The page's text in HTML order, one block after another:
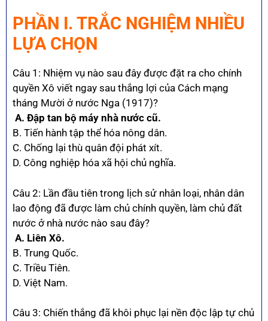
PHẦN I. TRẮC NGHIỆM NHIỀU
LỰA CHỌN
Câu 1: Nhiệm vụ nào sau đây được đặt ra cho chính
quyền Xô viết ngay sau thắng lợi của Cách mạng
tháng Mười ở nước Nga (1917)?
A. Đập tan bộ máy nhà nước cũ.
B. Tiến hành tập thể hóa nông dân.
C. Chống lại thù quân đội phát xít.
D. Công nghiệp hóa xã hội chủ nghĩa.
Câu 2: Lần đầu tiên trong lịch sử nhân loại, nhân dân
lao động đã được làm chủ chính quyền, làm chủ đất
nước ở nhà nước nào sau đây?
A. Liên Xô.
B. Trung Quốc.
C. Triều Tiên.
D. Việt Nam.
Câu 3: Chiến thắng đã khôi phục lại nền độc lập tự chủ